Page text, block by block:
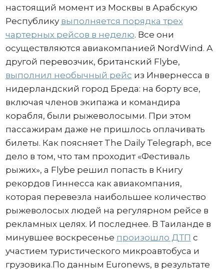
настоящий момент из Москвы в Арабскую
Республику выполняется порядка трех
чартерных рейсов в неделю. Все они
осуществляются авиакомпанией NordWind. А
другой перевозчик, британский Flybe,
выполнил необычный рейс из Инвернесса в
нидерландский город Бреда: на борту все,
включая членов экипажа и командира
корабля, были рыжеволосыми. При этом
пассажирам даже не пришлось оплачивать
билеты. Как поясняет The Daily Telegraph, все
дело в том, что там проходит «Фестиваль
рыжих», а Flybe решил попасть в Книгу
рекордов Гиннесса как авиакомпания,
которая перевезла наибольшее количество
рыжеволосых людей на регулярном рейсе в
рекламных целях. И последнее. В Таиланде в
минувшее воскресенье произошло ДТП с
участием туристического микроавтобуса и
грузовика.По данным Euronews, в результате